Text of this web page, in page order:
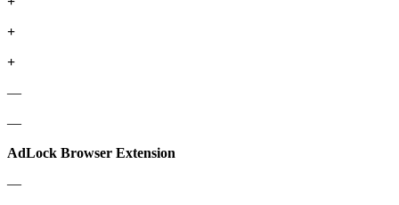
+
+
—
—
AdLock Browser Extension
—